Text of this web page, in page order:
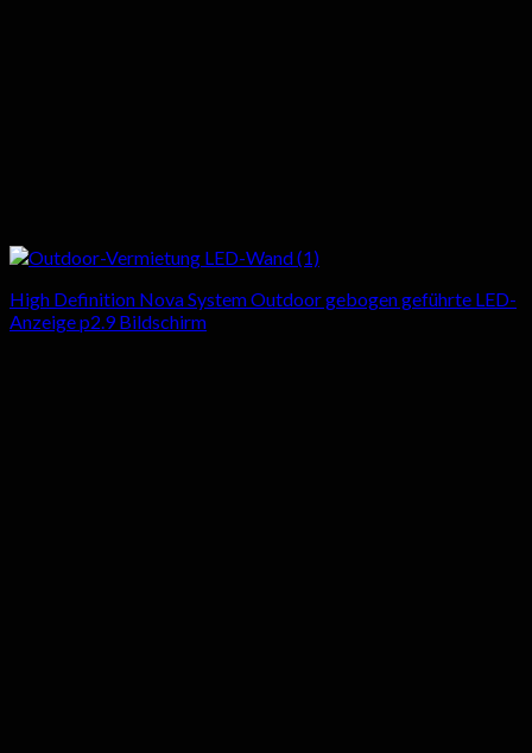
High Definition Nova System Outdoor gebogen geführte LED-
Anzeige p2.9 Bildschirm